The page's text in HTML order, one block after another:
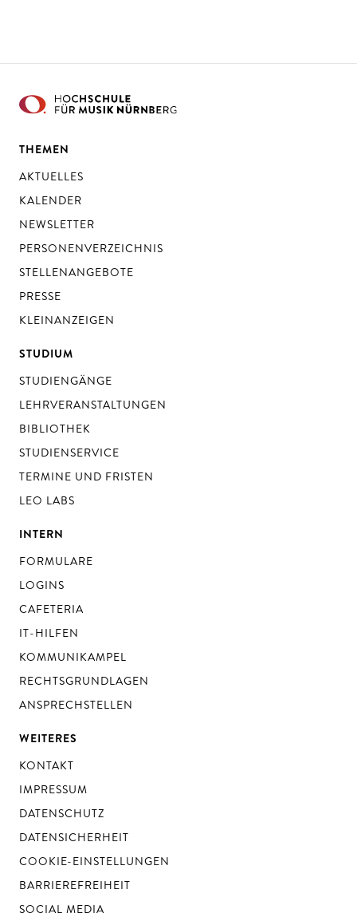
THEMEN
AKTUELLES
KALENDER
NEWSLETTER
PERSONENVERZEICHNIS
STELLENANGEBOTE
PRESSE
KLEINANZEIGEN
STUDIUM
STUDIENGÄNGE
LEHRVERANSTALTUNGEN
BIBLIOTHEK
STUDIENSERVICE
TERMINE UND FRISTEN
LEO LABS
INTERN
FORMULARE
LOGINS
CAFETERIA
IT-HILFEN
KOMMUNIKAMPEL
RECHTSGRUNDLAGEN
ANSPRECHSTELLEN
WEITERES
KONTAKT
IMPRESSUM
DATENSCHUTZ
DATENSICHERHEIT
COOKIE-EINSTELLUNGEN
BARRIEREFREIHEIT
SOCIAL MEDIA